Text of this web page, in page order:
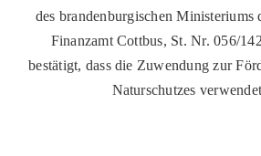
des brandenburgischen Ministeriums
Finanzamt Cottbus, St. Nr. 056/
bestätigt, dass die Zuwendung zur
Naturschutzes